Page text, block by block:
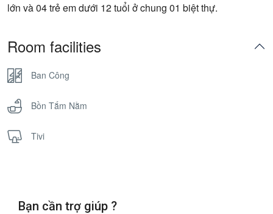
lớn và 04 trẻ em dưới 12 tuổi ở chung 01 biệt thự.
Room facilities
Ban Công
Bồn Tắm Nằm
Tivi
Bạn cần trợ giúp ?